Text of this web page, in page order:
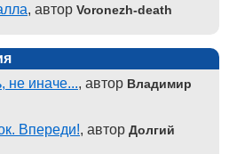
, автор Voronezh-death
не иначе..., автор Владимир
Впереди!, автор Долгий